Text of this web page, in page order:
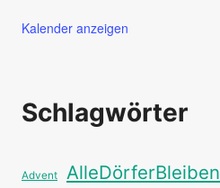
Kalender anzeigen
Schlagwörter
Advent AlleDörferBleiben